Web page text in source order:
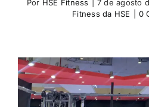
Por HSE Fitness 7 de agosto
Fitness da HSE
0